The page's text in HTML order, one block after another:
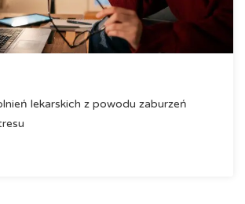
lekarskich z powodu zaburzeń